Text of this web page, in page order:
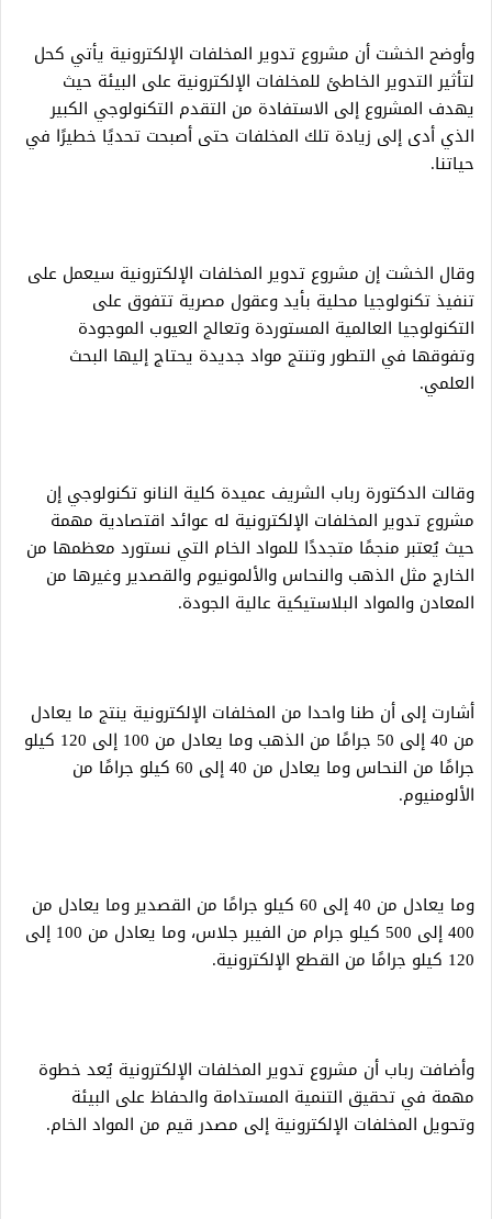
وأوضح الخشت أن مشروع تدوير المخلفات الإلكترونية يأتي كحل
لتأثير التدوير الخاطئ للمخلفات الإلكترونية على البيئة حيث
يهدف المشروع إلى الاستفادة من التقدم التكنولوجي الكبير
الذي أدى إلى زيادة تلك المخلفات حتى أصبحت تحديًا خطيرًا في
حياتنا.
وقال الخشت إن مشروع تدوير المخلفات الإلكترونية سيعمل على
تنفيذ تكنولوجيا محلية بأيد وعقول مصرية تتفوق على
التكنولوجيا العالمية المستوردة وتعالج العيوب الموجودة
وتفوقها في التطور وتنتج مواد جديدة يحتاج إليها البحث
العلمي.
وقالت الدكتورة رباب الشريف عميدة كلية النانو تكنولوجي إن
مشروع تدوير المخلفات الإلكترونية له عوائد اقتصادية مهمة
حيث يُعتبر منجمًا متجددًا للمواد الخام التي نستورد معظمها من
الخارج مثل الذهب والنحاس والألمونيوم والقصدير وغيرها من
المعادن والمواد البلاستيكية عالية الجودة.
أشارت إلى أن طنا واحدا من المخلفات الإلكترونية ينتج ما يعادل
من 40 إلى 50 جرامًا من الذهب وما يعادل من 100 إلى 120 كيلو
جرامًا من النحاس وما يعادل من 40 إلى 60 كيلو جرامًا من
الألومنيوم.
وما يعادل من 40 إلى 60 كيلو جرامًا من القصدير وما يعادل من
400 إلى 500 كيلو جرام من الفيبر جلاس، وما يعادل من 100 إلى
120 كيلو جرامًا من القطع الإلكترونية.
وأضافت رباب أن مشروع تدوير المخلفات الإلكترونية يُعد خطوة
مهمة في تحقيق التنمية المستدامة والحفاظ على البيئة
وتحويل المخلفات الإلكترونية إلى مصدر قيم من المواد الخام.